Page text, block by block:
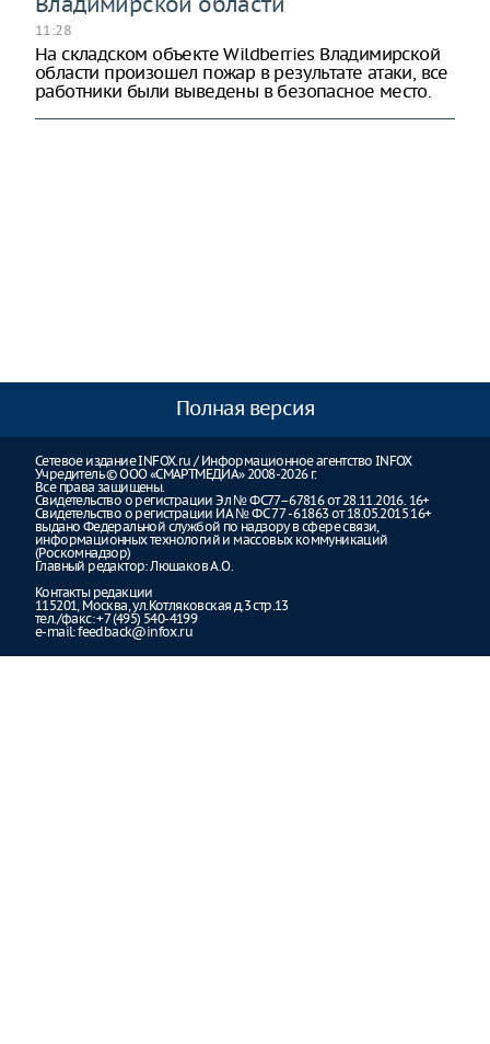
11:28
На складском объекте Wildberries Владимирской
области произошел пожар в результате атаки, все
работники были выведены в безопасное место.
Полная версия
Сетевое издание INFOX.ru / Информационное агентство INFOX
Учредитель © ООО «СМАРТМЕДИА» 2008-2026 г.
Все права защищены.
Свидетельство о регистрации Эл № ФС77–67816 от 28.11.2016. 16+
Свидетельство о регистрации ИА № ФС 77 - 61863 от 18.05.2015 16+
выдано Федеральной службой по надзору в сфере связи,
информационных технологий и массовых коммуникаций
(Роскомнадзор)
Главный редактор: Люшаков А.О.
Контакты редакции
115201, Москва, ул.Котляковская д.3 стр.13
тел./факс: +7 (495) 540-4199
e-mail:feedback@infox.ru